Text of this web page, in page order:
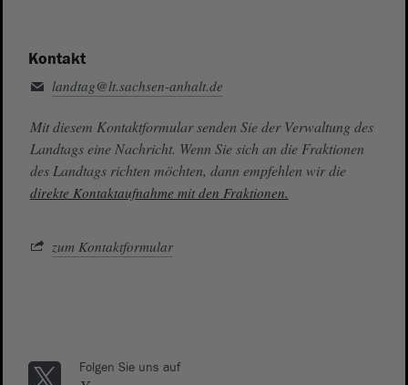
Kontakt
landtag@lt.sachsen-anhalt.de
Mit diesem Kontaktformular senden Sie der Verwaltung des
Landtags eine Nachricht. Wenn Sie sich an die Fraktionen
des Landtags richten möchten, dann empfehlen wir die
direkte Kontaktaufnahme mit den Fraktionen.
zum Kontaktformular
Folgen Sie uns auf